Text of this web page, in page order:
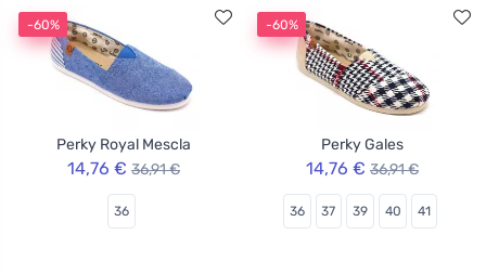
-60%
Perky Royal Mescla
14,76 € 36,91 €
36
-60%
Perky Gales
14,76 € 36,91 €
36 37 39 40 41